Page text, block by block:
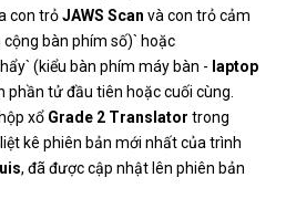
con trỏJAWS Scan và con trỏ cảm
cộng bàn phím số)` hoặc
(kiểu bàn phím máy bàn - laptop
phần tử đầu tiên hoặc cuối cùng.
xổ Grade 2 Translator trong
kê phiên bản mới nhất của trình
, đã được cập nhật lên phiên bản